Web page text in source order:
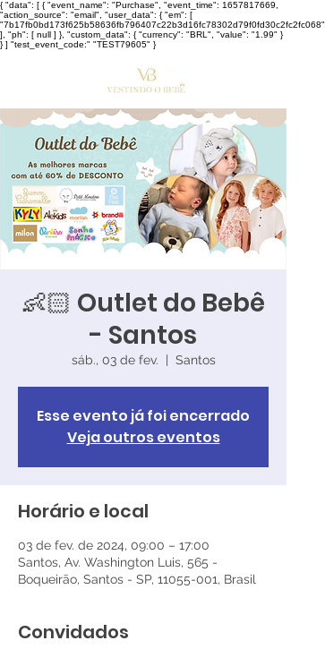
{ "data": [ { "event_name": "Purchase", "event_time": 1657817669,
"action_source": "email", "user_data": { "em": [
"7b17fb0bd173f625b58636fb796407c22b3d16fc78302d79f0fd30c2fc2fc068"
], "ph": [ null ] }, "custom_data": { "currency": "BRL", "value": "1.99" }
} ] "test_event_code:" "TEST79605" }
👶🏻 Outlet do Bebê
- Santos
sáb., 03 de fev. Santos
Esse evento já foi encerrado
Veja outros eventos
Horário e local
03 de fev. de 2024, 09:00 – 17:00
Santos, Av. Washington Luis, 565 -
Boqueirão, Santos - SP, 11055-001, Brasil
Convidados